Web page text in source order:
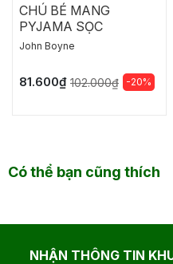
CHÚ BÉ MANG
PYJAMA SỌC
John Boyne
81.600₫ 102.000₫ -20%
Có thể bạn cũng thích
NHẬN THÔNG TIN